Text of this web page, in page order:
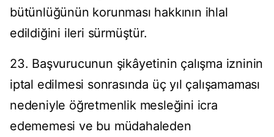
bütünlüğünün korunması hakkının ihlal
edildiğini ileri sürmüştür.
23. Başvurucunun şikâyetinin çalışma izninin
iptal edilmesi sonrasında üç yıl çalışamaması
nedeniyle öğretmenlik mesleğini icra
edememesi ve bu müdahaleden